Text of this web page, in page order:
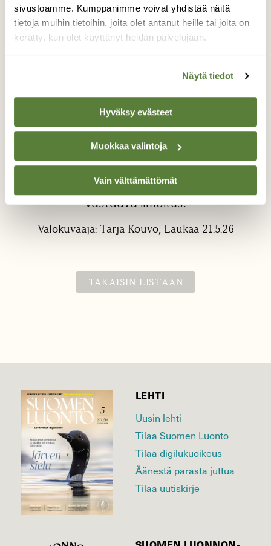
sivustoamme. Kumppanimme voivat yhdistää näitä
tietoja muihin tietoihin, joita olet antanut heille tai joita on
kerätty, kun olet käyttänyt heidän palvelujaan.
Näytä tiedot
Hyväksy evästeet
Muokkaa valintoja
Vain välttämättömät
Hallalähteen puron rantaa
Ystävä vei minut tutustumaan tonttinsa läpi
virtaavaan puroon, jonka jälkeen menimme
itse Hallalähteelle. Lähde ja sen ympäristö
näyttivät varsin kuivalta. Luin netistä lähteen
olevan Natura 2000 suojelukohde, myös
kohdassa jossa laskeuduttiin lähteelle oli
vastaava ilmoitus.
Valokuvaaja: Tarja Kouvo, Laukaa 21.5.26
TAKAISIN LISTAAN
LEHTI
Uusin lehti
Tilaa Suomen Luonto
Tilaa digilukuoikeus
Äänestä parasta juttua
Tilaa uutiskirje